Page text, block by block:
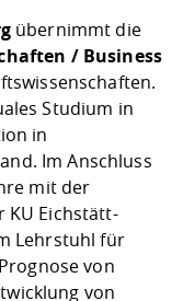
übernimmt die
/ Business
Studium in
in
Im Anschluss
mit der
KU Eichstätt-
Lehrstuhl für
von
von